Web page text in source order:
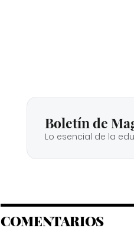
Boletín de
Lo esencial de la
COMENTARIOS